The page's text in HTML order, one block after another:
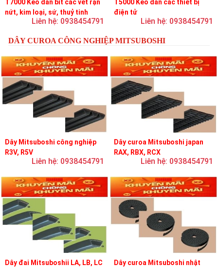
T7000 Keo dán bít các vết rạn
nứt, kim loại, sứ, thuỷ tinh
Liên hệ: 0938454791
T5000 Keo dán các thiết bị
điện tử
Liên hệ: 0938454791
DÂY CUROA CÔNG NGHIỆP MITSUBOSHI
Dây Mitsuboshi công nghiệp
R3V, R5V
Liên hệ: 0938454791
Dây curoa Mitsuboshi japan
RAX, RBX, RCX
Liên hệ: 0938454791
Dây đai Mitsuboshii LA, LB, LC
Dây curoa Mitsuboshi nhật